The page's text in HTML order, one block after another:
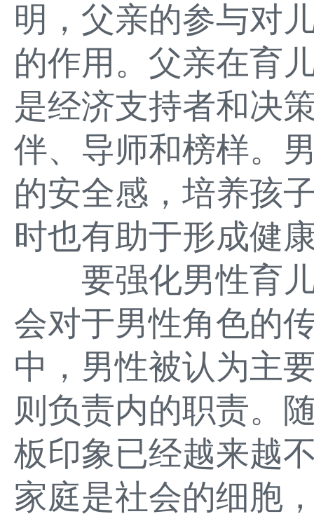
明，父亲的参与对
的作用。父亲在育
是经济支持者和决
伴、导师和榜样。
的安全感，培养孩
时也有助于形成健
要强化男性育儿
会对于男性角色的
中，男性被认为主
则负责内的职责。
板印象已经越来越
家庭是社会的细胞